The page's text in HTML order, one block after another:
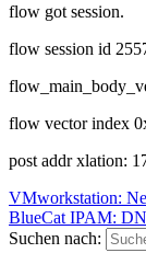
flow got session.
flow session id
flow vector index
post addr xlation:
VMworkstation:
BlueCat IPAM:
Suchen nach: